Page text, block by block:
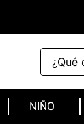
¿Qué
NIÑO